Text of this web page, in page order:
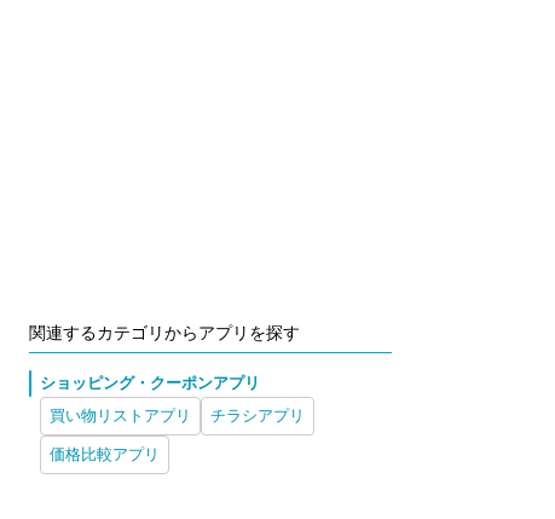
関連するカテゴリからアプリを探す
ショッピング・クーポンアプリ
買い物リストアプリ
チラシアプリ
価格比較アプリ